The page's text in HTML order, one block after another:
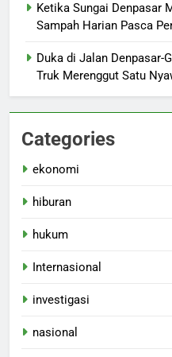
Ketika Sungai Denpasar
Sampah Harian Pasca
Duka di Jalan Denpasar-
Truk Merenggut Satu
Categories
ekonomi
hiburan
hukum
Internasional
investigasi
nasional